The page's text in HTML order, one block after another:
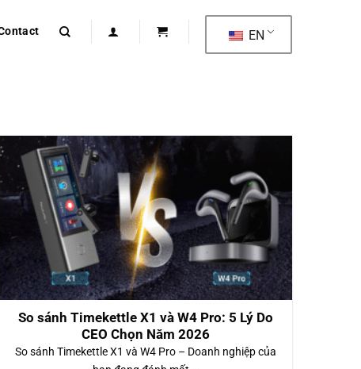
EN
So sánh Timekettle X1 và W4 Pro: 5 Lý Do
CEO Chọn Năm 2026
So sánh Timekettle X1 và W4 Pro – Doanh nghiệp của